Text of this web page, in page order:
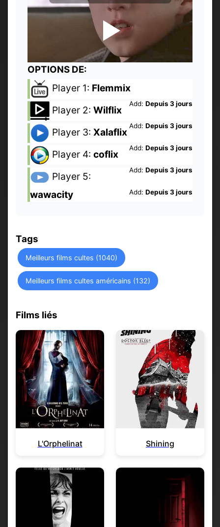
OPTIONS DE:
Player 1: Flemmix
Add: Depuis 3 jours
Player 2: Wilflix
Add: Depuis 3 jours
Player 3: Xalaflix
Add: Depuis 3 jours
Player 4: coflix
Add: Depuis 3 jours
Player 5:
wawacity
Add: Depuis 3 jours
Tags
Meilleurs films cultes (1040)
Meilleurs films cultes américains (132)
Films liés
L'Orphelinat Shining